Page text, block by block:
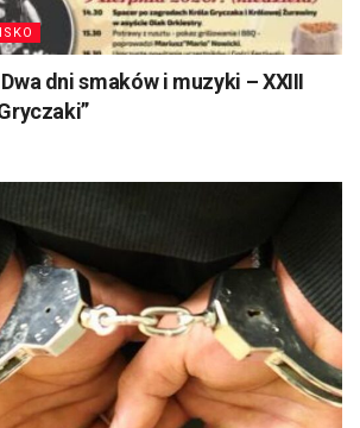
dni smaków i muzyki – XXIII